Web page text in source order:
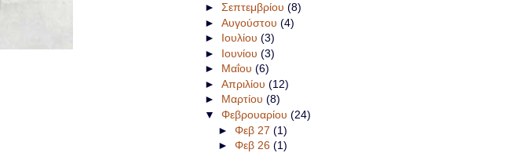
► Σεπτεμβρίου (8)
► Αυγούστου (4)
► Ιουλίου (3)
► Ιουνίου (3)
► Μαΐου (6)
► Απριλίου (12)
► Μαρτίου (8)
▼ Φεβρουαρίου (24)
►Φεβ 27(1)
►Φεβ 26(1)